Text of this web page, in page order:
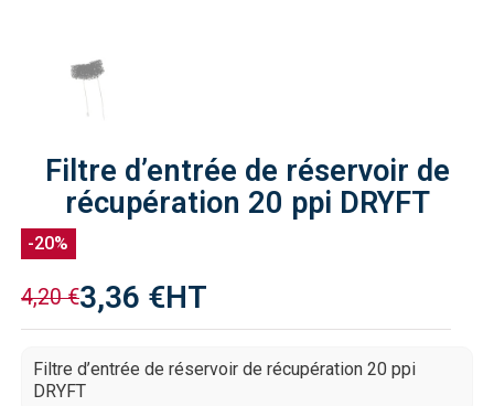
Filtre d’entrée de réservoir de
récupération 20 ppi DRYFT
-20%
4,20 €3,36 €HT
Filtre d’entrée de réservoir de récupération 20 ppi
DRYFT